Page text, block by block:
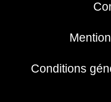
Conditions